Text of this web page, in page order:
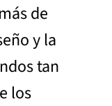
de
y la
tan
los